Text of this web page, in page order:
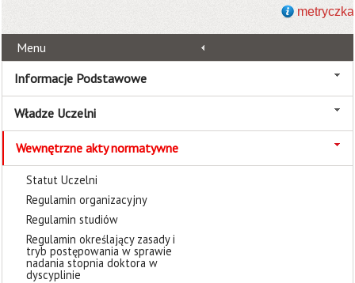
metryczka
Menu
Informacje Podstawowe
Władze Uczelni
Wewnętrzne akty normatywne
Statut Uczelni
Regulamin organizacyjny
Regulamin studiów
Regulamin określający zasady i
tryb postępowania w sprawie
nadania stopnia doktora w
dyscyplinie